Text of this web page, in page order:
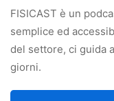
FISICAST è un
semplice ed
del settore, ci guida
giorni.